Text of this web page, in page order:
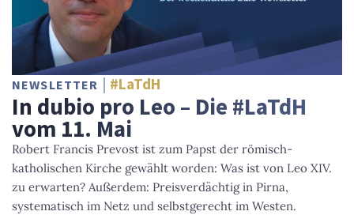
NEWSLETTER #LaTdH
In dubio pro Leo – Die #LaTdH
vom 11. Mai
Robert Francis Prevost ist zum Papst der römisch-
katholischen Kirche gewählt worden: Was ist von Leo XIV.
zu erwarten? Außerdem: Preisverdächtig in Pirna,
systematisch im Netz und selbstgerecht im Westen.